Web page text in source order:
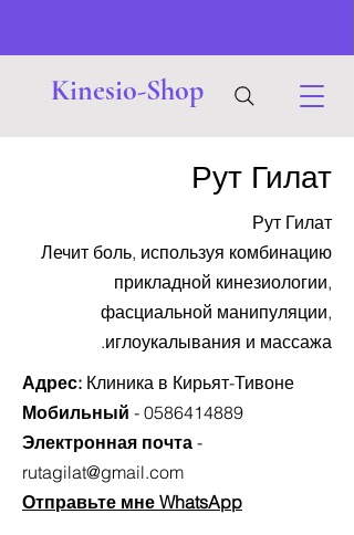
Kinesio-Shop
Рут Гилат
Рут Гилат
Лечит боль, используя комбинацию
прикладной кинезиологии,
фасциальной манипуляции,
иглоукалывания и массажа.
Адрес: Клиника в Кирьят-Тивоне
Мобильный - 0586414889
Электронная почта -
rutagilat@gmail.com
Отправьте мне WhatsApp